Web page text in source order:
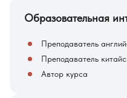
Образовательная
Преподаватель
Преподаватель
Автор курса